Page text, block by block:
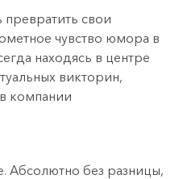
превратить свои
чувство юмора в
находясь в центре
викторин,
компании
Абсолютно без разницы‚